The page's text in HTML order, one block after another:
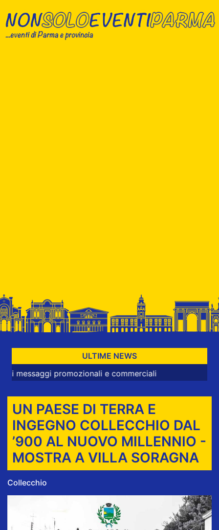
ULTIME NEWS
promozionali e commerciali
UN PAESE DI TERRA E
INGEGNO COLLECCHIO DAL
’900 AL NUOVO MILLENNIO -
MOSTRA A VILLA SORAGNA
Collecchio